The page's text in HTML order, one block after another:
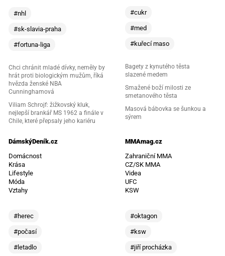
#nhl
#sk-slavia-praha
#fortuna-liga
Chci chránit mladé dívky, neměly by
hrát proti biologickým mužům, říká
hvězda ženské NBA
Cunninghamová
Viliam Schrojf: žižkovský kluk,
nejlepší brankář MS 1962 a finále v
Chile, které přepsaly jeho kariéru
#cukr
#med
#kuřecí maso
Bagety z kynutého těsta
slazené medem
Smažené boží milosti ze
smetanového těsta
Masová bábovka se šunkou a
sýrem
DámskýDeník.cz
Domácnost
Krása
Lifestyle
Móda
Vztahy
#herec
#počasí
#letadlo
MMAmag.cz
Zahraniční MMA
CZ/SK MMA
Videa
UFC
KSW
#oktagon
#ksw
#jiří procházka